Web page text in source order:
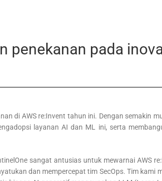
penekanan pada
di AWS re:Invent tahun ini. Dengan semakin
layanan AI dan ML ini, serta
sangat antusias untuk mewarnai AWS
dan mempercepat tim SecOps. Tim kami